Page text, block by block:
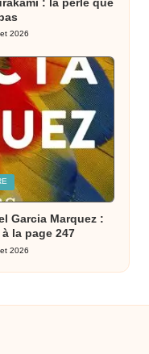
2026
Garcia Marquez :
la page 247
2026